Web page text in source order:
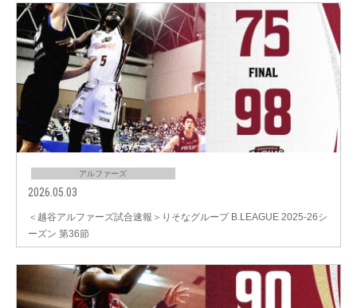
アルファーズ
2026.05.03
＜越谷アルファーズ試合速報＞りそなグループ B.LEAGUE 2025-26シ
ーズン 第36節